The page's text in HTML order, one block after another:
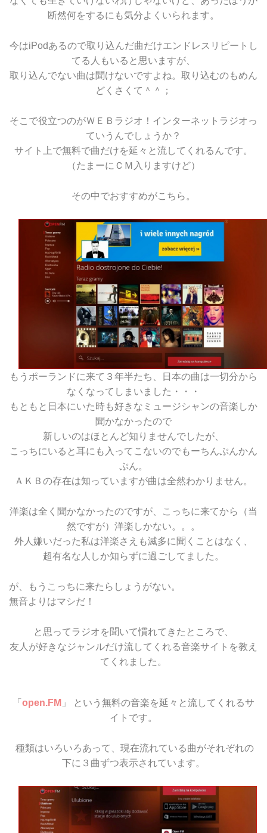
断然何をするにも気分よくいられます。
今はiPodあるので取り込んだ曲だけエンドレスリピートし
てる人もいると思いますが、
取り込んでない曲は聞けないですよね。取り込むのもめん
どくさくて＾＾；
そこで役立つのがＷＥＢラジオ！インターネットラジオっ
ていうんでしょうか？
サイト上で無料で曲だけを延々と流してくれるんです。
（たまーにＣＭ入りますけど）
その中でおすすめがこちら。
もうポーランドに来て３年半たち、日本の曲は一切分から
なくなってしまいました・・・
もともと日本にいた時も好きなミュージシャンの音楽しか
聞かなかったので
新しいのはほとんど知りませんでしたが、
こっちにいると耳にも入ってこないのでもーちんぷんかん
ぷん。
ＡＫＢの存在は知っていますが曲は全然わかりません。
洋楽は全く聞かなかったのですが、こっちに来てから（当
然ですが）洋楽しかない。。。
外人嫌いだった私は洋楽さえも滅多に聞くことはなく、
超有名な人しか知らずに過ごしてました。
が、もうこっちに来たらしょうがない。
無音よりはマシだ！
と思ってラジオを聞いて慣れてきたところで、
友人が好きなジャンルだけ流してくれる音楽サイトを教え
てくれました。
「 open.FM 」 という無料の音楽を延々と流してくれるサ
イトです。
種類はいろいろあって、現在流れている曲がそれぞれの
下に３曲ずつ表示されています。